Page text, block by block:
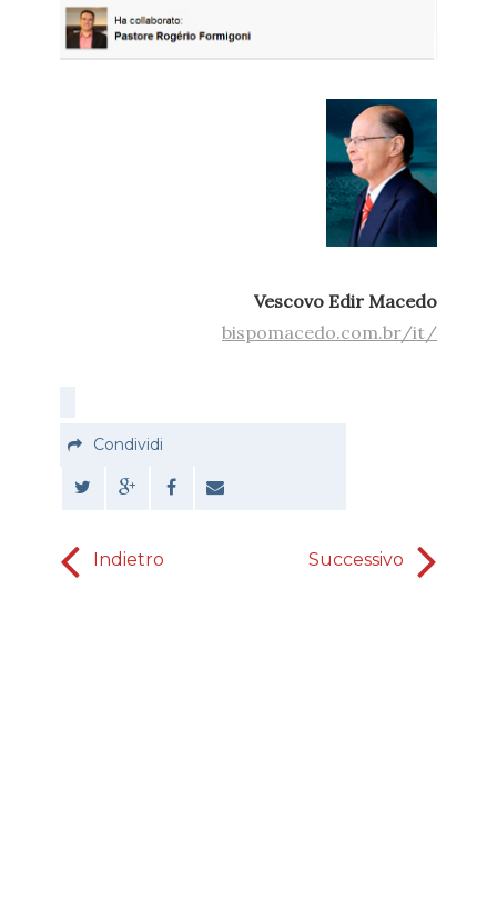
Vescovo Edir Macedo
bispomacedo.com.br/it/
Condividi
Indietro Successivo